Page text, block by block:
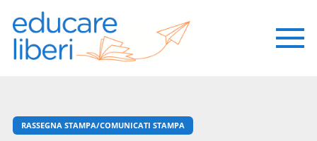
RASSEGNA STAMPA/COMUNICATI STAMPA